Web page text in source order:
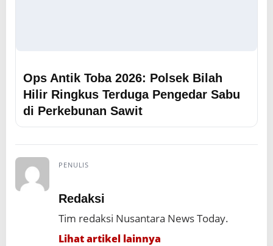
Ops Antik Toba 2026: Polsek Bilah
Hilir Ringkus Terduga Pengedar Sabu
di Perkebunan Sawit
PENULIS
Redaksi
Tim redaksi Nusantara News Today.
Lihat artikel lainnya